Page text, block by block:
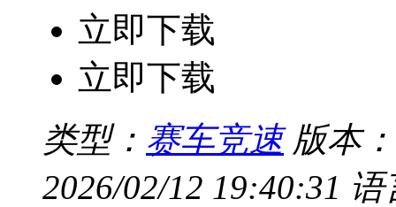
立即下载
立即下载
类型： 赛车竞速 版本
2026/02/12 19:40:31 语